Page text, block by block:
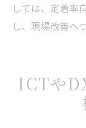
しては、定着率
し、現場改善へ
ICTや